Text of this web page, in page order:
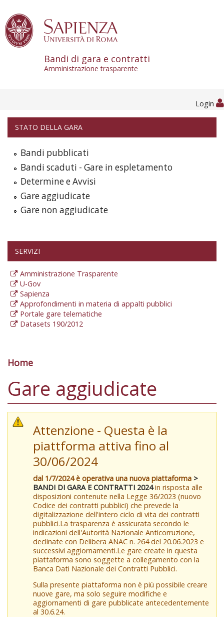
Bandi di gara e contratti
Amministrazione trasparente
Login
STATO DELLA GARA
Bandi pubblicati
Bandi scaduti - Gare in espletamento
Determine e Avvisi
Gare aggiudicate
Gare non aggiudicate
SERVIZI
Amministrazione Trasparente
U-Gov
Sapienza
Approfondimenti in materia di appalti pubblici
Portale gare telematiche
Datasets 190/2012
Tu sei qui
Home
Gare aggiudicate
Attenzione - Questa è la
piattforma attiva fino al
30/06/2024
dal 1/7/2024 è operativa una nuova piattaforma >
BANDI DI GARA E CONTRATTI 2024in risposta alle
disposizioni contenute nella Legge 36/2023 (nuovo
Codice dei contratti pubblici) che prevede la
digitalizzazione dell'intero ciclo di vita dei contratti
pubblici.La trasparenza è assicurata secondo le
indicazioni dell'Autorità Nazionale Anticorruzione,
declinate con Delibera ANAC n. 264 del 20.06.2023 e
successivi aggiornamenti.Le gare create in questa
piattaforma sono soggette a collegamento con la
Banca Dati Nazionale dei Contratti Pubblici.
Sulla presente piattaforma non è più possibile creare
nuove gare, ma solo seguire modifiche e
aggiornamenti di gare pubblicate antecedentemente
al 30.6.24.